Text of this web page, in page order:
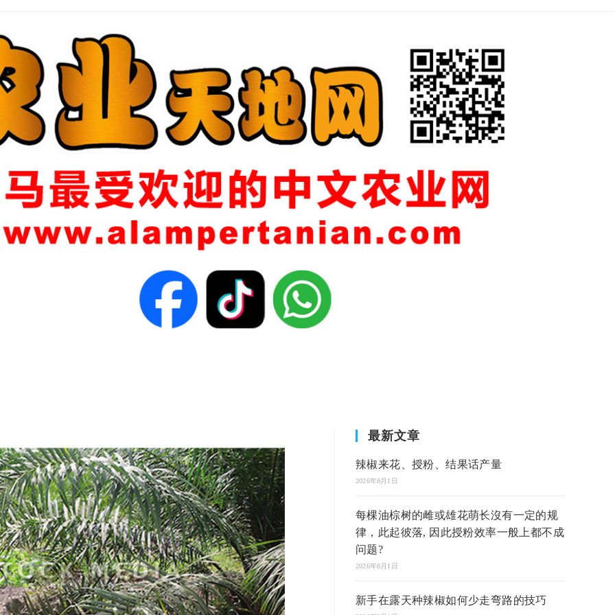
最新文章
辣椒来花、授粉、结果话产量
2026年8月1日
每棵油棕树的雌或雄花萌长沒有一定的规
律，此起彼落, 因此授粉效率一般上都不成
问题?
2026年8月1日
新手在露天种辣椒如何少走弯路的技巧